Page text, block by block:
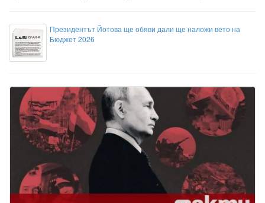
Президентът Йотова ще обяви дали ще наложи вето на
Бюджет 2026